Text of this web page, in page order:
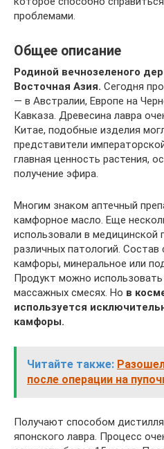
проблемами.
Общее описание
Родиной вечнозеленого
Восточная Азия. Сегодня
— в Австралии, Европе на
Кавказа. Древесина лавра
Китае, подобные изделия
представители
главная ценность растения,
получение эфира.
Многим знаком аптечный
камфорное масло. Еще
использовали в медицинской
различных патологий.
камфоры, минеральное или
Продукт можно использовать
массажных смесях. Но в
используется
камфоры.
Читайте также:
после операции на
Получают способом
японского лавра. Процесс